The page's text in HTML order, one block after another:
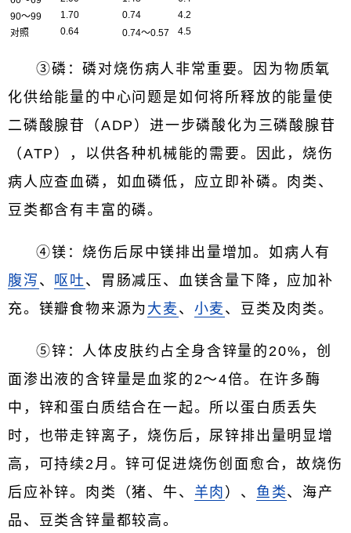
90～99
1.70 0.74
4.2
对照
0.64 0.74～0.57 4.5
③磷：磷对烧伤病人非常重要。因为物质氧
化供给能量的中心问题是如何将所释放的能量使
二磷酸腺苷（ADP）进一步磷酸化为三磷酸腺苷
（ATP），以供各种机械能的需要。因此，烧伤
病人应查血磷，如血磷低，应立即补磷。肉类、
豆类都含有丰富的磷。
④镁：烧伤后尿中镁排出量增加。如病人有
腹泻 、 呕吐 、胃肠减压、血镁含量下降，应加补
充。镁瓣食物来源为 大麦 、 小麦 、豆类及肉类。
⑤锌：人体皮肤约占全身含锌量的20%，创
面渗出液的含锌量是血浆的2～4倍。在许多酶
中，锌和蛋白质结合在一起。所以蛋白质丢失
时，也带走锌离子，烧伤后，尿锌排出量明显增
高，可持续2月。锌可促进烧伤创面愈合，故烧伤
后应补锌。肉类（猪、牛、 羊肉 ）、 鱼类、海产
品、豆类含锌量都较高。